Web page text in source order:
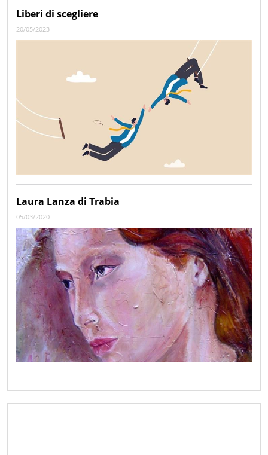
Liberi di scegliere
20/05/2023
Laura Lanza di Trabia
05/03/2020